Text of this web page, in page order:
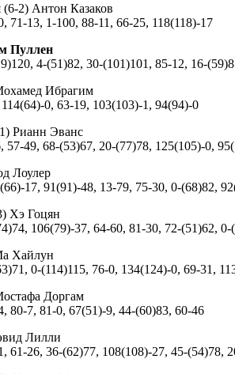
(6-2) Антон Казаков
71-13, 1-100, 88-11, 66-25, 118(118)-17
Пуллен
4-(51)82, 30-(101)101, 85-12, 16-
Ибрагим
0, 63-19, 103(103)-1, 94(94)-0
Рианн Эванс
57-49, 68-(53)67, 20-(77)78, 125(105)-0,
Лоулер
17, 91(91)-48, 13-79, 75-30, 0-(68)82,
Хэ Гоцян
106(79)-37, 64-60, 81-30, 72-(51)62,
Хайлун
0-(114)115, 76-0, 134(124)-0, 69-31,
Доргам
80-7, 81-0, 67(51)-9, 44-(60)83, 60-46
Лилли
61-26, 36-(62)77, 108(108)-27, 45-(54)78,